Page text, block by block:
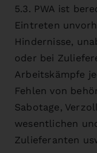
5.3. PWA ist
Eintreten
Hindernisse,
oder bei
Arbeitskämpfe
Fehlen von
Sabotage,
wesentlichen
Zulieferanten